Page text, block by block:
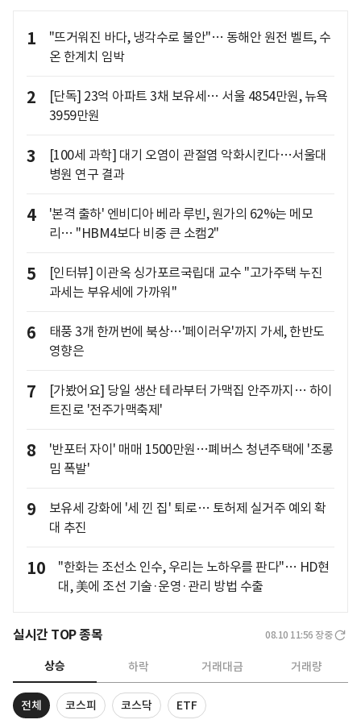
1
"뜨거워진 바다, 냉각수로 불안"… 동해안 원전 벨트, 수
온 한계치 임박
2
[단독] 23억 아파트 3채 보유세… 서울 4854만원, 뉴욕
3959만원
3
[100세 과학] 대기 오염이 관절염 악화시킨다…서울대
병원 연구 결과
4
'본격 출하' 엔비디아 베라 루빈, 원가의 62%는 메모
리… "HBM4보다 비중 큰 소캠2"
5
[인터뷰] 이관옥 싱가포르국립대 교수 "고가주택 누진
과세는 부유세에 가까워"
6
태풍 3개 한꺼번에 북상…'페이러우'까지 가세, 한반도
영향은
7
[가봤어요] 당일 생산 테라부터 가맥집 안주까지… 하이
트진로 '전주가맥축제'
8
'반포터 자이' 매매 1500만원…폐버스 청년주택에 '조롱
밈 폭발'
9
보유세 강화에 '세 낀 집' 퇴로… 토허제 실거주 예외 확
대 추진
10
"한화는 조선소 인수, 우리는 노하우를 판다"… HD현
대, 美에 조선 기술·운영·관리 방법 수출
실시간 TOP 종목 08.10 11:56 장중
상승 하락 거래대금 거래량
전체 코스피 코스닥 ETF